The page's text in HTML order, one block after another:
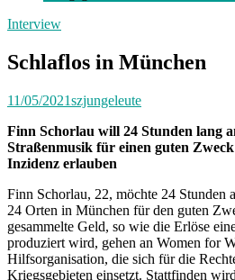
Interview
Schlaflos in München
11/05/2021szjungeleute
Finn Schorlau will 24 Stunden lang
Straßenmusik für einen guten Zweck
Inzidenz erlauben
Finn Schorlau, 22, möchte 24 Stunden
24 Orten in München für den guten
gesammelte Geld, so wie die Erlöse
produziert wird, gehen an Women for
Hilfsorganisation, die sich für die
Kriegsgebieten einsetzt. Stattfinden